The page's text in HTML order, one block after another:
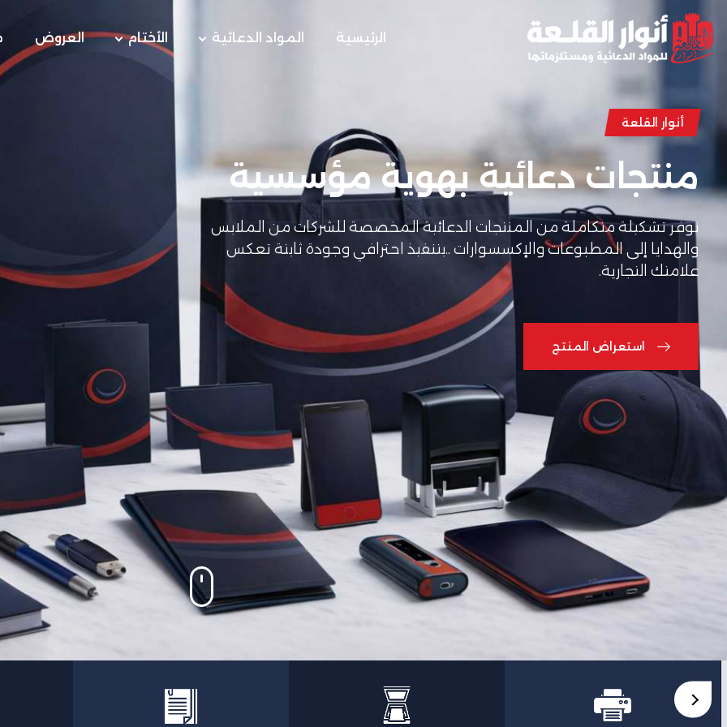
الرئيسية المواد الدعائية الأختام العروض
أنوار القلعة
منتجات دعائية بهوية مؤسسية
نوفر تشكيلة متكاملة من المنتجات الدعائية المخصصة للشركات من الملابس
والهدايا إلى المطبوعات والإكسسوارات ..بتنفيذ احترافي وجودة ثابتة تعكس
علامتك التجارية.
استعراض المنتج